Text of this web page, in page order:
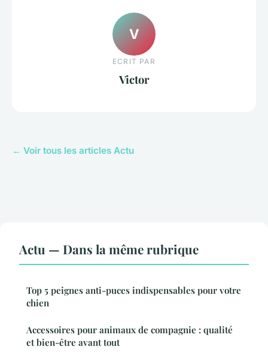
V
ECRIT PAR
Victor
← Voir tous les articles Actu
Actu — Dans la même rubrique
Top 5 peignes anti-puces indispensables pour votre
chien
Accessoires pour animaux de compagnie : qualité
et bien-être avant tout